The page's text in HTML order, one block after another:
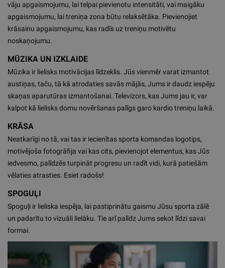
vāju apgaismojumu, lai telpai pievienotu intensitāti, vai maigāku
apgaismojumu, lai treniņa zona būtu relaksētāka. Pievienojiet
krāsainu apgaismojumu, kas radīs uz treniņu motivētu
noskaņojumu.
MŪZIKA UN IZKLAIDE
Mūzika ir lielisks motivācijas līdzeklis. Jūs vienmēr varat izmantot
austiņas, taču, tā kā atrodaties savās mājās, Jums ir daudz iespēju
skaņas aparutūras izmantošanai. Televizors, kas Jums jau ir, var
kalpot kā lielisks domu novēršanas palīgs garo kardio treniņu laikā.
KRĀSA
Neatkarīgi no tā, vai tas ir iecienītas sporta komandas logotips,
motivējoša fotogrāfija vai kas cits, pievienojot elementus, kas Jūs
iedvesmo, palīdzēs turpināt progresu un radīt vidi, kurā patiešām
vēlaties atrasties. Esiet radošs!
SPOGUĻI
Spoguļi ir lieliska iespēja, lai pastiprinātu gaismu Jūsu sporta zālē
un padarītu to vizuāli lielāku. Tie arī palīdz Jums sekot līdzi savai
formai.